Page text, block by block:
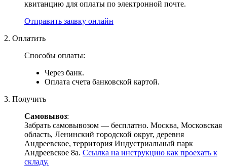
квитанцию для оплаты по электронной почте.
Отправить заявку онлайн
2. Оплатить
Способы оплаты:
Через банк.
Оплата счета банковской картой.
3. Получить
Самовывоз:
Забрать самовывозом — бесплатно. Москва, Московская
область, Ленинский городской округ, деревня
Андреевское, территория Индустриальный парк
Андреевское 8а. Ссылка на инструкцию как проехать к
складу.